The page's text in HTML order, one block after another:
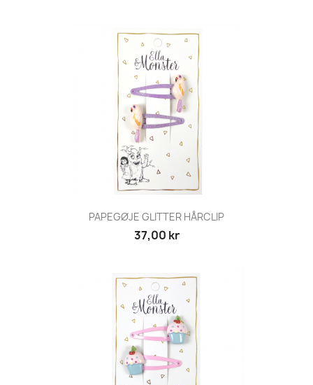
PAPEGØJE GLITTER HÅRCLIP
37,00 kr